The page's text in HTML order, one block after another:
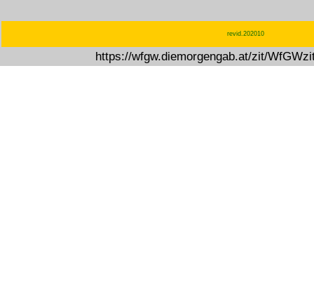
revid.202010
https://wfgw.diemorgengab.at/zit/